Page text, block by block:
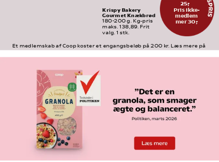
25,-
Pris ikke-
medlem
mer 30,-
Krispy Bakery
Gourmet Knækbrød
180-200 g. Kg-pris
maks. 138,89. Frit
valg. 1 stk.
Et medlemskab af Coop koster et engangsbeløb på 200 kr. Læs mere på